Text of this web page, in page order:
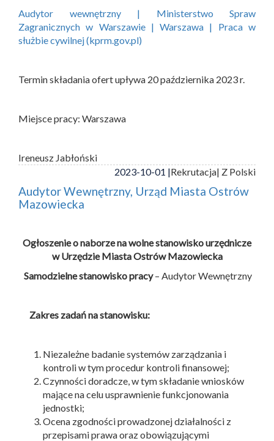
Audytor wewnętrzny | Ministerstwo Spraw
Zagranicznych w Warszawie | Warszawa | Praca w
służbie cywilnej (kprm.gov.pl)
Termin składania ofert upływa 20 października 2023 r.
Miejsce pracy: Warszawa
Ireneusz Jabłoński
2023-10-01 |Rekrutacja| Z Polski
Audytor Wewnętrzny, Urząd Miasta Ostrów
Mazowiecka
Ogłoszenie o naborze na wolne stanowisko urzędnicze
w Urzędzie Miasta Ostrów Mazowiecka
Samodzielne stanowisko pracy– Audytor Wewnętrzny
Zakres zadań na stanowisku:
Niezależne badanie systemów zarządzania i
kontroli w tym procedur kontroli finansowej;
Czynności doradcze, w tym składanie wniosków
mające na celu usprawnienie funkcjonowania
jednostki;
Ocena zgodności prowadzonej działalności z
przepisami prawa oraz obowiązującymi